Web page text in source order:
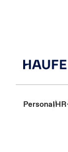
Personal